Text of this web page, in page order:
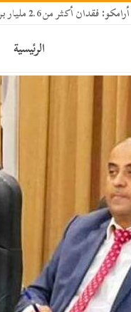
أرامكو: فقدان أكثر من 2.6 مليار برميل نفط وإعادة بناء المخزونات تحتاج 18 شهرا
الرئيسية